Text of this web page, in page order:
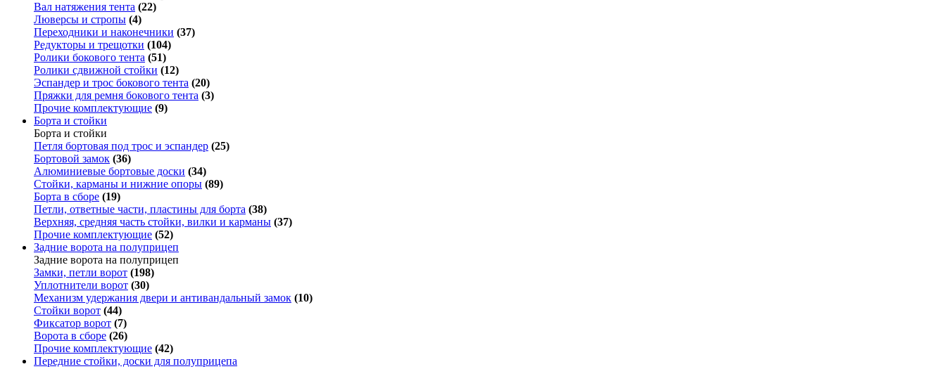
Вал натяжения тента (22)
Люверсы и стропы (4)
Переходники и наконечники (37)
Редукторы и трещотки (104)
Ролики бокового тента (51)
Ролики сдвижной стойки (12)
Эспандер и трос бокового тента (20)
Пряжки для ремня бокового тента (3)
Прочие комплектующие (9)
Борта и стойки
Борта и стойки
Петля бортовая под трос и эспандер (25)
Бортовой замок (36)
Алюминиевые бортовые доски (34)
Стойки, карманы и нижние опоры (89)
Борта в сборе (19)
Петли, ответные части, пластины для борта (38)
Верхняя, средняя часть стойки, вилки и карманы (37)
Прочие комплектующие (52)
Задние ворота на полуприцеп
Задние ворота на полуприцеп
Замки, петли ворот (198)
Уплотнители ворот (30)
Механизм удержания двери и антивандальный замок (10)
Стойки ворот (44)
Фиксатор ворот (7)
Ворота в сборе (26)
Прочие комплектующие (42)
Передние стойки, доски для полуприцепа